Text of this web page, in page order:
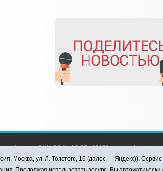
номер СМИ ЭЛ № ФС 77 - 65176 выдано
в сфере связи, информационных технологий и
(Роскомнадзор) 28.03.2016 г.
Москва, ул. Л. Толстого, 16 (далее — Яндекс)).
Продолжая использовать ресурс, Вы